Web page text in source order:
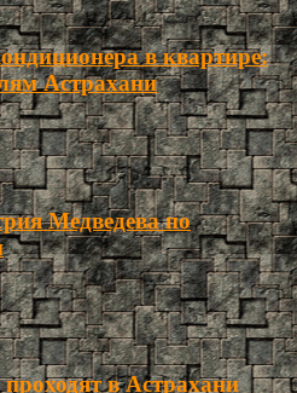
в квартире:
Астрахани
Медведева по
в Астрахани